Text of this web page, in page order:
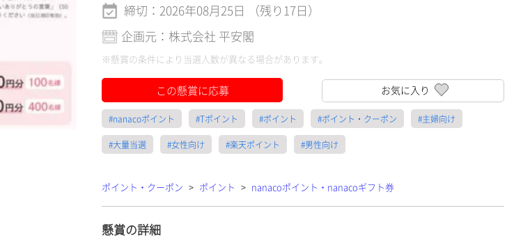
締切：2026年08月25日 （残り17日）
企画元：株式会社 平安閣
※懸賞の条件により当選人数が異なる場合があります。
この懸賞に応募 お気に入り
#nanacoポイント #Tポイント #ポイント #ポイント・クーポン #主婦向け
#大量当選 #女性向け #楽天ポイント #男性向け
ポイント・クーポン > ポイント > nanacoポイント・nanacoギフト券
懸賞の詳細